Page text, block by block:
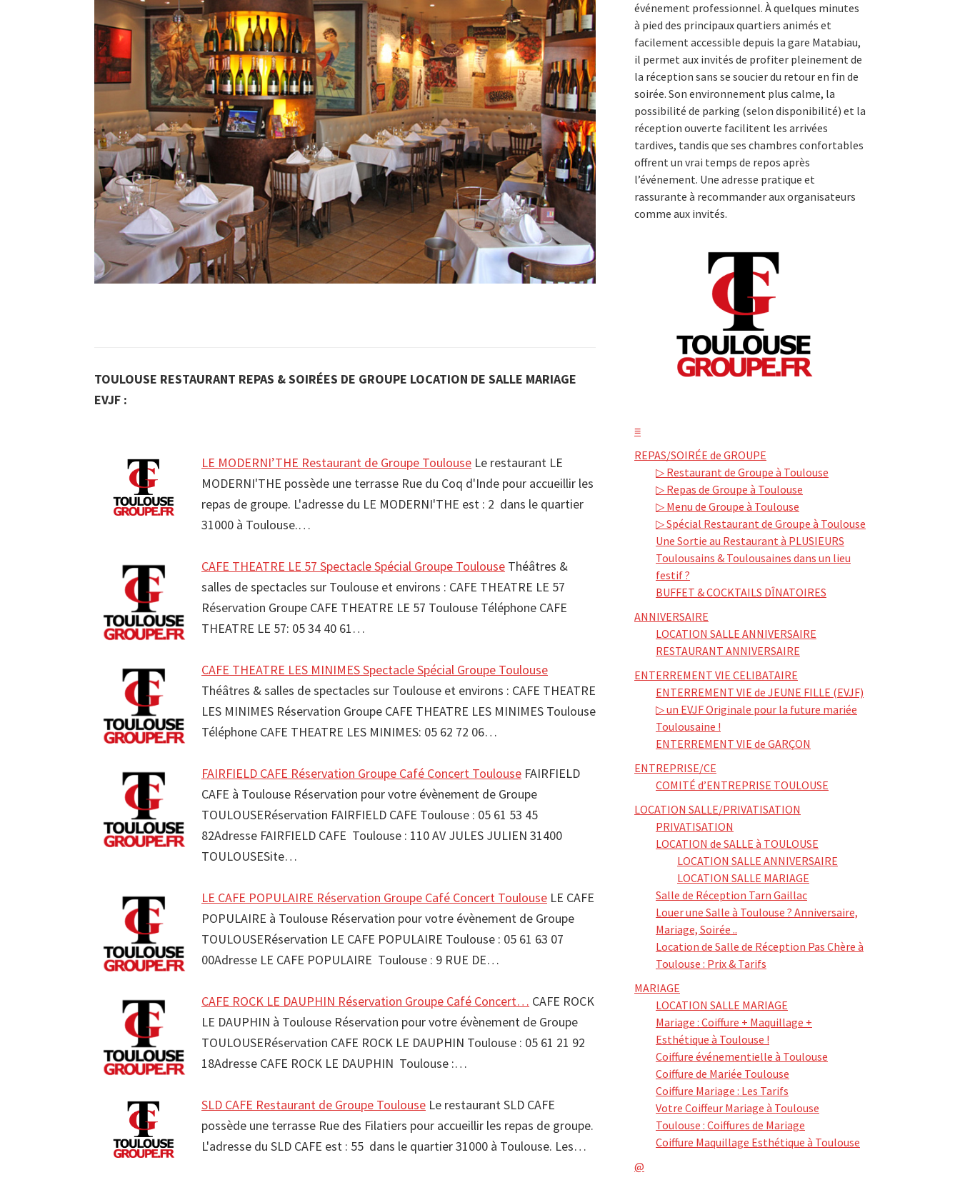
TOULOUSE RESTAURANT REPAS & SOIRÉES DE GROUPE LOCATION DE SALLE MARIAGE
EVJF :
LE MODERNI’THE Restaurant de Groupe Toulouse Le restaurant LE
MODERNI'THE possède une terrasse Rue du Coq d'Inde pour accueillir les
repas de groupe. L'adresse du LE MODERNI'THE est : 2 dans le quartier
31000 à Toulouse.…
CAFE THEATRE LE 57 Spectacle Spécial Groupe Toulouse Théâtres &
salles de spectacles sur Toulouse et environs : CAFE THEATRE LE 57
Réservation Groupe CAFE THEATRE LE 57 Toulouse Téléphone CAFE
THEATRE LE 57: 05 34 40 61…
CAFE THEATRE LES MINIMES Spectacle Spécial Groupe Toulouse
Théâtres & salles de spectacles sur Toulouse et environs : CAFE THEATRE
LES MINIMES Réservation Groupe CAFE THEATRE LES MINIMES Toulouse
Téléphone CAFE THEATRE LES MINIMES: 05 62 72 06…
FAIRFIELD CAFE Réservation Groupe Café Concert Toulouse FAIRFIELD
CAFE à Toulouse Réservation pour votre évènement de Groupe
TOULOUSERéservation FAIRFIELD CAFE Toulouse : 05 61 53 45
82Adresse FAIRFIELD CAFE Toulouse : 110 AV JULES JULIEN 31400
TOULOUSESite…
LE CAFE POPULAIRE Réservation Groupe Café Concert Toulouse LE CAFE
POPULAIRE à Toulouse Réservation pour votre évènement de Groupe
TOULOUSERéservation LE CAFE POPULAIRE Toulouse : 05 61 63 07
00Adresse LE CAFE POPULAIRE Toulouse : 9 RUE DE…
CAFE ROCK LE DAUPHIN Réservation Groupe Café Concert… CAFE ROCK
LE DAUPHIN à Toulouse Réservation pour votre évènement de Groupe
TOULOUSERéservation CAFE ROCK LE DAUPHIN Toulouse : 05 61 21 92
18Adresse CAFE ROCK LE DAUPHIN Toulouse :…
SLD CAFE Restaurant de Groupe Toulouse Le restaurant SLD CAFE
possède une terrasse Rue des Filatiers pour accueillir les repas de groupe.
L'adresse du SLD CAFE est : 55 dans le quartier 31000 à Toulouse. Les…
événement professionnel. À quelques minutes
à pied des principaux quartiers animés et
facilement accessible depuis la gare Matabiau,
il permet aux invités de profiter pleinement de
la réception sans se soucier du retour en fin de
soirée. Son environnement plus calme, la
possibilité de parking (selon disponibilité) et la
réception ouverte facilitent les arrivées
tardives, tandis que ses chambres confortables
offrent un vrai temps de repos après
l’événement. Une adresse pratique et
rassurante à recommander aux organisateurs
comme aux invités.
≡
REPAS/SOIRÉE de GROUPE
▷ Restaurant de Groupe à Toulouse
▷ Repas de Groupe à Toulouse
▷ Menu de Groupe à Toulouse
▷ Spécial Restaurant de Groupe à Toulouse
Une Sortie au Restaurant à PLUSIEURS
Toulousains & Toulousaines dans un lieu
festif ?
BUFFET & COCKTAILS DÎNATOIRES
ANNIVERSAIRE
LOCATION SALLE ANNIVERSAIRE
RESTAURANT ANNIVERSAIRE
ENTERREMENT VIE CELIBATAIRE
ENTERREMENT VIE de JEUNE FILLE (EVJF)
▷ un EVJF Originale pour la future mariée
Toulousaine !
ENTERREMENT VIE de GARÇON
ENTREPRISE/CE
COMITÉ d’ENTREPRISE TOULOUSE
LOCATION SALLE/PRIVATISATION
PRIVATISATION
LOCATION de SALLE à TOULOUSE
LOCATION SALLE ANNIVERSAIRE
LOCATION SALLE MARIAGE
Salle de Réception Tarn Gaillac
Louer une Salle à Toulouse ? Anniversaire,
Mariage, Soirée ..
Location de Salle de Réception Pas Chère à
Toulouse : Prix & Tarifs
MARIAGE
LOCATION SALLE MARIAGE
Mariage : Coiffure + Maquillage +
Esthétique à Toulouse !
Coiffure événementielle à Toulouse
Coiffure de Mariée Toulouse
Coiffure Mariage : Les Tarifs
Votre Coiffeur Mariage à Toulouse
Toulouse : Coiffures de Mariage
Coiffure Maquillage Esthétique à Toulouse
@